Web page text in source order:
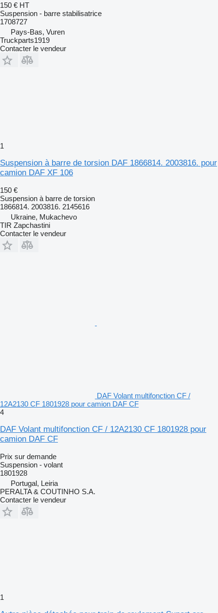
150 € HT
Suspension - barre stabilisatrice
1708727
Pays-Bas, Vuren
Truckparts1919
Contacter le vendeur
1
Suspension à barre de torsion DAF 1866814. 2003816. pour
camion DAF XF 106
150 €
Suspension à barre de torsion
1866814. 2003816. 2145616
Ukraine, Mukachevo
TIR Zapchastini
Contacter le vendeur
DAF Volant multifonction CF /
12A2130 CF 1801928 pour camion DAF CF
4
DAF Volant multifonction CF / 12A2130 CF 1801928 pour
camion DAF CF
Prix sur demande
Suspension - volant
1801928
Portugal, Leiria
PERALTA & COUTINHO S.A.
Contacter le vendeur
1